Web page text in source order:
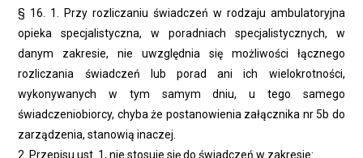
§ 16. 1. Przy rozliczaniu świadczeń w rodzaju ambulatoryjna
opieka specjalistyczna, w poradniach specjalistycznych, w
danym zakresie, nie uwzględnia się możliwości łącznego
rozliczania świadczeń lub porad ani ich wielokrotności,
wykonywanych w tym samym dniu, u tego samego
świadczeniobiorcy, chyba że postanowienia załącznika nr 5b do
zarządzenia, stanowią inaczej.
2. Przepisu ust. 1, nie stosuje się do świadczeń w zakresie: